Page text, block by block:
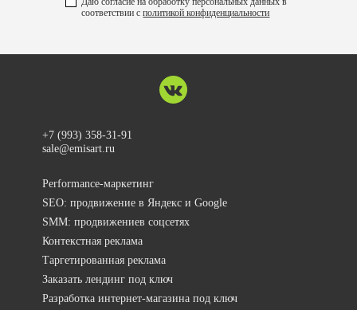
соответствии сполитикой конфиденциальности
+7 (993) 358-31-91
sale@emisart.ru
Performance-маркетинг
SEO: продвижение в Яндекс и Google
SMM: продвижениев соцсетях
Контекстная реклама
Таргетированная реклама
Заказать лендинг под ключ
Разработка интернет-магазина под ключ